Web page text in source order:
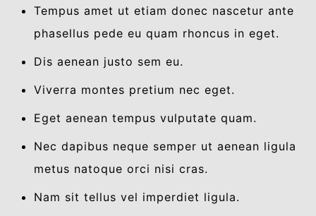
Tempus amet ut etiam donec nascetur ante
phasellus pede eu quam rhoncus in eget.
Dis aenean justo sem eu.
Viverra montes pretium nec eget.
Eget aenean tempus vulputate quam.
Nec dapibus neque semper ut aenean ligula
metus natoque orci nisi cras.
Nam sit tellus vel imperdiet ligula.